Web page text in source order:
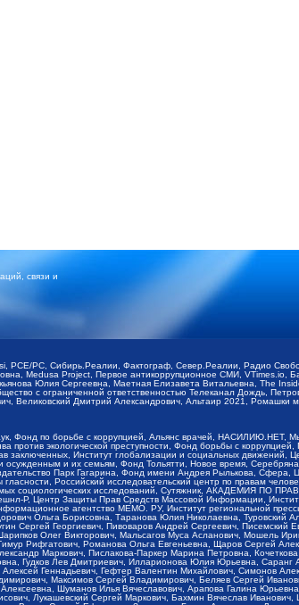
связи и
PC, Сибирь.Реалии, Фактограф, Север.Реалии, Радио
Medusa Project, Первое антикоррупционное СМИ,
Юлия Сергеевна, Маетная Елизавета Витальевна, The
с ограниченной ответственностью Телеканал Дождь,
Дмитрий Александрович, Альтаир 2021, Ромашки
Фонд по борьбе с коррупцией, Альянс врачей,
экологической преступности, Фонд борьбы с
заключенных, Институт глобализации и социальных
и их семьям, Фонд Тольятти, Новое время,
Парк Гагарина, Фонд имени Андрея Рылькова,
Российский исследовательский центр по правам
социологических исследований, Сутяжник, АКАДЕМИЯ ПО
Р, Центр Защиты Прав Средств Массовой Информации,
агентство МЕМО. РУ, Институт региональной
Ольга Борисовна, Таранова Юлия Николаевна, Туровский
Сергей Георгиевич, Пивоваров Андрей Сергеевич, Писемский
Олег Викторович, Мальсагов Муса Асланович, Мошель
Рифгатович, Романова Ольга Евгеньевна, Щаров Сергей
Маркович, Пислакова-Паркер Марина Петровна,
Гудков Лев Дмитриевич, Илларионова Юлия Юрьевна,
Геннадьевич, Гефтер Валентин Михайлович, Симонов
Максимов Сергей Владимирович, Беляев Сергей
Шуманов Илья Вячеславович, Арапова Галина
Лукашевский Сергей Маркович, Бахмин Вячеслав